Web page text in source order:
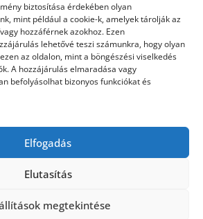
biztosítása érdekében olyan
mint például a cookie-k, amelyek tárolják az
hozzáférnek azokhoz. Ezen
lehetővé teszi számunkra, hogy olyan
az oldalon, mint a böngészési viselkedés
A hozzájárulás elmaradása vagy
befolyásolhat bizonyos funkciókat és
Elfogadás
Elutasítás
megtekintése
jogi szabályozásra kell figyelni?
2026-ban előfoglalással: mit
munkakörnyezetet biztosít